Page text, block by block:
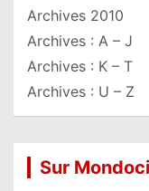
Archives 2010
Archives : A – J
Archives : K – T
Archives : U – Z
Sur